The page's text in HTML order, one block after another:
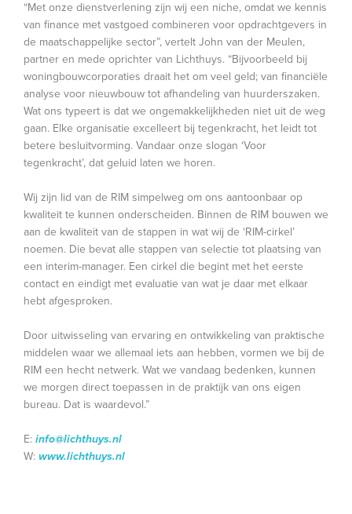
“Met onze dienstverlening zijn wij een niche, omdat we kennis
van finance met vastgoed combineren voor opdrachtgevers in
de maatschappelijke sector”, vertelt John van der Meulen,
partner en mede oprichter van Lichthuys. “Bijvoorbeeld bij
woningbouwcorporaties draait het om veel geld; van financiële
analyse voor nieuwbouw tot afhandeling van huurderszaken.
Wat ons typeert is dat we ongemakkelijkheden niet uit de weg
gaan. Elke organisatie excelleert bij tegenkracht, het leidt tot
betere besluitvorming. Vandaar onze slogan ‘Voor
tegenkracht’, dat geluid laten we horen.
Wij zijn lid van de RIM simpelweg om ons aantoonbaar op
kwaliteit te kunnen onderscheiden. Binnen de RIM bouwen we
aan de kwaliteit van de stappen in wat wij de ‘RIM-cirkel’
noemen. Die bevat alle stappen van selectie tot plaatsing van
een interim-manager. Een cirkel die begint met het eerste
contact en eindigt met evaluatie van wat je daar met elkaar
hebt afgesproken.
Door uitwisseling van ervaring en ontwikkeling van praktische
middelen waar we allemaal iets aan hebben, vormen we bij de
RIM een hecht netwerk. Wat we vandaag bedenken, kunnen
we morgen direct toepassen in de praktijk van ons eigen
bureau. Dat is waardevol.”
E: info@lichthuys.nl
W: www.lichthuys.nl